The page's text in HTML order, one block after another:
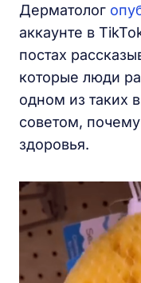
Дерматолог
аккаунте в
постах
которые люди
одном из таких
советом,
здоровья.